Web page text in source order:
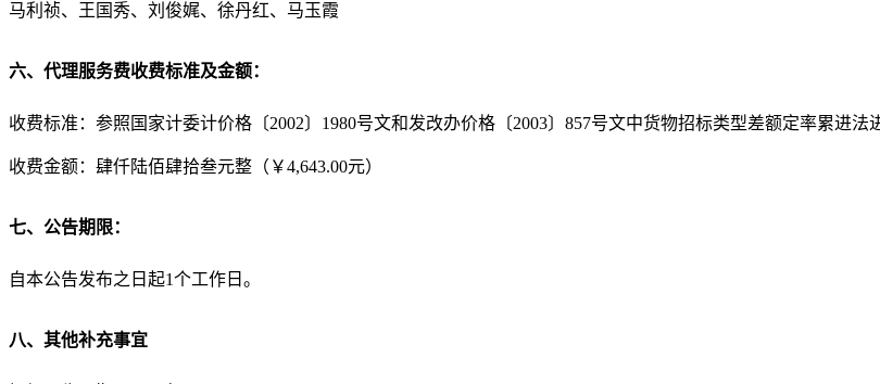
马利祯、王国秀、刘俊娓、徐丹红、马玉霞
六、代理服务费收费标准及金额：
收费标准：参照国家计委计价格〔2002〕1980号文和发改办价格〔2003〕857号文中货物招标类型差额定率累进法
收费金额：肆仟陆佰肆拾叁元整（￥4,643.00元）
七、公告期限：
自本公告发布之日起1个工作日。
八、其他补充事宜